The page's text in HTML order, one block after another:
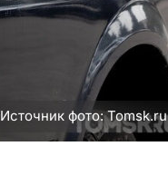
Источник фото: Tomsk.ru